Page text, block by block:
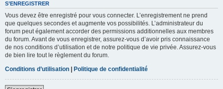
S’ENREGISTRER
Vous devez être enregistré pour vous connecter. L’enregistrement ne prend
que quelques secondes et augmente vos possibilités. L’administrateur du
forum peut également accorder des permissions additionnelles aux membres
du forum. Avant de vous enregistrer, assurez-vous d’avoir pris connaissance
de nos conditions d’utilisation et de notre politique de vie privée. Assurez-vous
de bien lire tout le règlement du forum.
Conditions d’utilisation | Politique de confidentialité